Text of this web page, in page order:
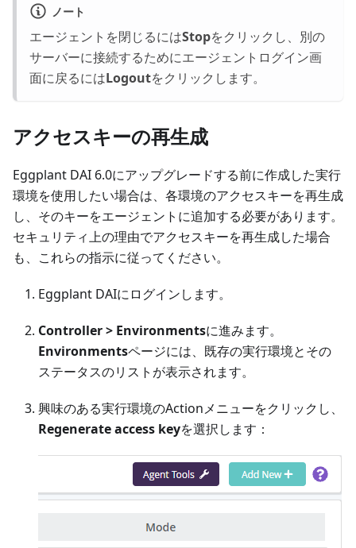
ノート
エージェントを閉じるにはStopをクリックし、別の
サーバーに接続するためにエージェントログイン画
面に戻るにはLogoutをクリックします。
アクセスキーの再生成
Eggplant DAI 6.0にアップグレードする前に作成した実行
環境を使用したい場合は、各環境のアクセスキーを再生成
し、そのキーをエージェントに追加する必要があります。
セキュリティ上の理由でアクセスキーを再生成した場合
も、これらの指示に従ってください。
Eggplant DAIにログインします。
Controller > Environmentsに進みます。
Environmentsページには、既存の実行環境とその
ステータスのリストが表示されます。
興味のある実行環境のActionメニューをクリックし、
Regenerate access keyを選択します：